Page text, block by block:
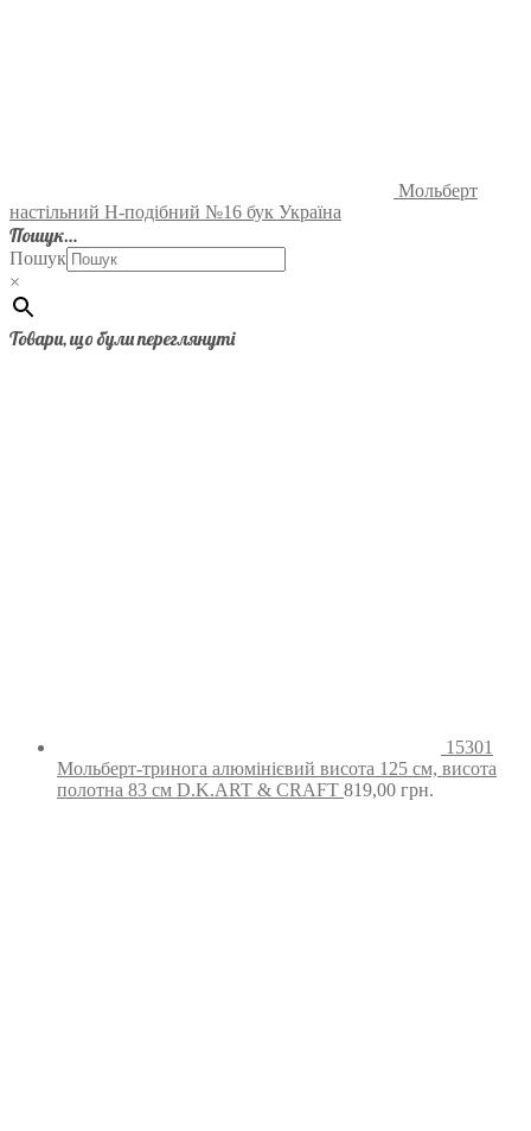
Мольберт
настільний Н-подібний №16 бук Україна
Пошук…
Пошук
×
Товари, що були переглянуті
15301
Мольберт-тринога алюмінієвий висота 125 см, висота
полотна 83 см D.K.ART & CRAFT 819,00 грн.